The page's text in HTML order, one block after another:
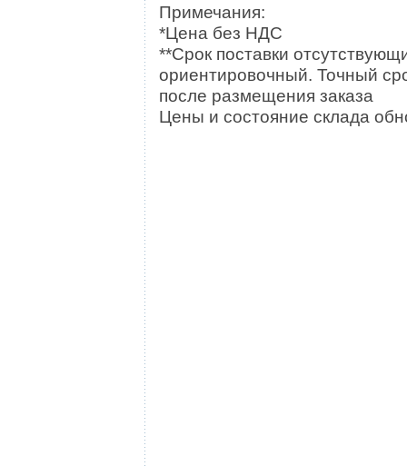
Примечания:
*Цена без НДС
**Срок поставки
ориентировочный. Точный
после размещения заказа
Цены и состояние склада